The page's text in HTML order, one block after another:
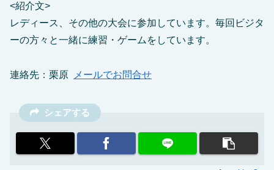
<紹介文>
レディース、その他の大会に参加しています。毎回ビジタ
ーの方々と一緒に練習・ゲームをしています。
連絡先：栗原 メールでお問合せ
シェアする